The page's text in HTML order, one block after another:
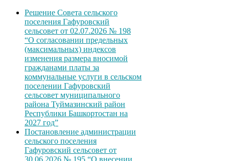
Решение Совета сельского
поселения Гафуровский
сельсовет от 02.07.2026 № 198
“О согласовании предельных
(максимальных) индексов
изменения размера вносимой
гражданами платы за
коммунальные услуги в сельском
поселении Гафуровский
сельсовет муниципального
района Туймазинский район
Республики Башкортостан на
2027 год”
Постановление администрации
сельского поселения
Гафуровский сельсовет от
30.06.2026 № 195 “О внесении